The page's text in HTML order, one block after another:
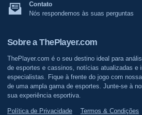
Contato
Nós respondemos às suas perguntas
Sobre a ThePlayer.com
ThePlayer.com é o seu destino ideal para
de esportes e cassinos, notícias atualizadas e
especialistas. Fique à frente do jogo com
de uma ampla gama de esportes. Junte-se à
sua experiência esportiva.
Política de Privacidade Termos & Condições